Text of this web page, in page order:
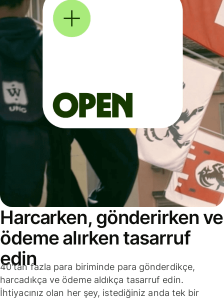
Harcarken, gönderirken ve
ödeme alırken tasarruf
edin
40'tan fazla para biriminde para gönderdikçe,
harcadıkça ve ödeme aldıkça tasarruf edin.
İhtiyacınız olan her şey, istediğiniz anda tek bir